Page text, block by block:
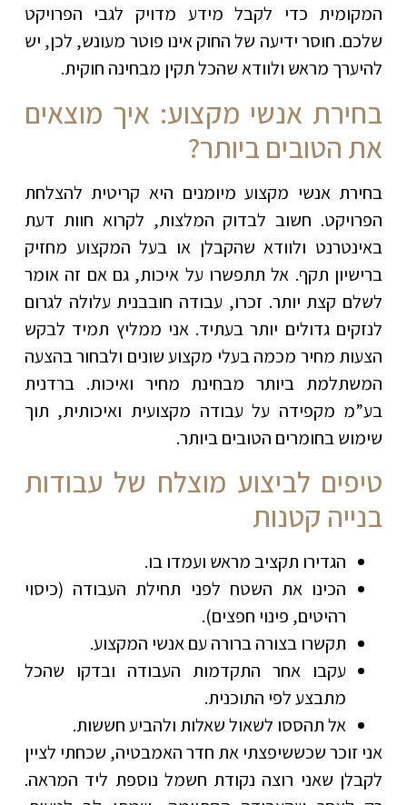
המקומית כדי לקבל מידע מדויק לגבי הפרויקט
שלכם. חוסר ידיעה של החוק אינו פוטר מעונש, לכן, יש
להיערך מראש ולוודא שהכל תקין מבחינה חוקית.
בחירת אנשי מקצוע: איך מוצאים
את הטובים ביותר?
בחירת אנשי מקצוע מיומנים היא קריטית להצלחת
הפרויקט. חשוב לבדוק המלצות, לקרוא חוות דעת
באינטרנט ולוודא שהקבלן או בעל המקצוע מחזיק
ברישיון תקף. אל תתפשרו על איכות, גם אם זה אומר
לשלם קצת יותר. זכרו, עבודה חובבנית עלולה לגרום
לנזקים גדולים יותר בעתיד. אני ממליץ תמיד לבקש
הצעות מחיר מכמה בעלי מקצוע שונים ולבחור בהצעה
המשתלמת ביותר מבחינת מחיר ואיכות. ברדנית
בע”מ מקפידה על עבודה מקצועית ואיכותית, תוך
שימוש בחומרים הטובים ביותר.
טיפים לביצוע מוצלח של עבודות
בנייה קטנות
הגדירו תקציב מראש ועמדו בו.
הכינו את השטח לפני תחילת העבודה (כיסוי
רהיטים, פינוי חפצים).
תקשרו בצורה ברורה עם אנשי המקצוע.
עקבו אחר התקדמות העבודה ובדקו שהכל
מתבצע לפי התוכנית.
אל תהססו לשאול שאלות ולהביע חששות.
אני זוכר שכששיפצתי את חדר האמבטיה, שכחתי לציין
לקבלן שאני רוצה נקודת חשמל נוספת ליד המראה.